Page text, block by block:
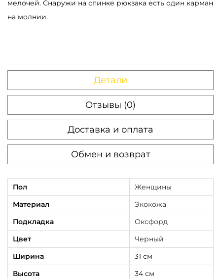
о
е
я
ч
р
н
а
я
мелочей. Снаружи на спинке рюкзака есть один карман
на молнии.
Детали
Отзывы (0)
Доставка и оплата
Обмен и возврат
Пол
Женщины
Материал
Экокожа
Подкладка
Оксфорд
Цвет
Черный
Ширина
31 см
Высота
34 см